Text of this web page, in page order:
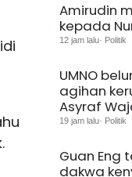
Amirudin
kepada
12 jam lalu· Politik
UMNO
agihan
Asyraf
19 jam lalu· Politik
Guan Eng
dakwa